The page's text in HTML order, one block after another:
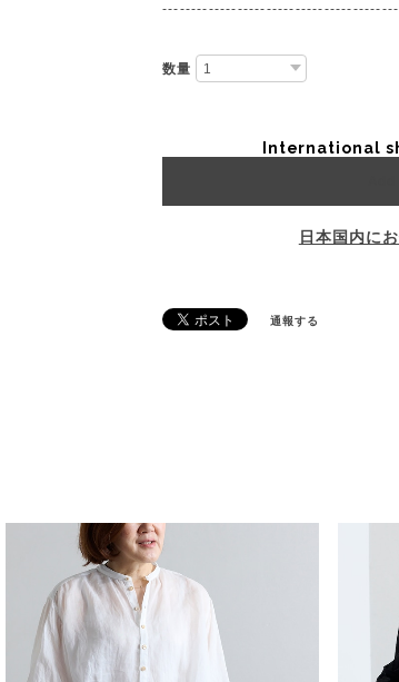
数量
International
日本国内に
通報する